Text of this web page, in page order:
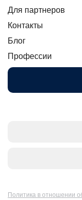
Для партнеров
Контакты
Блог
Профессии
Политика в отношении